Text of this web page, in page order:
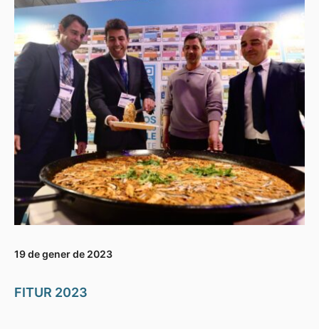
19 de gener de 2023
FITUR 2023